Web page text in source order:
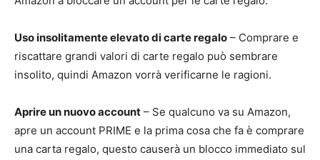
Uso insolitamente elevato di carte regalo – Comprare e
riscattare grandi valori di carte regalo può sembrare
insolito, quindi Amazon vorrà verificarne le ragioni.
Aprire un nuovo account – Se qualcuno va su Amazon,
apre un account PRIME e la prima cosa che fa è comprare
una carta regalo, questo causerà un blocco immediato sul